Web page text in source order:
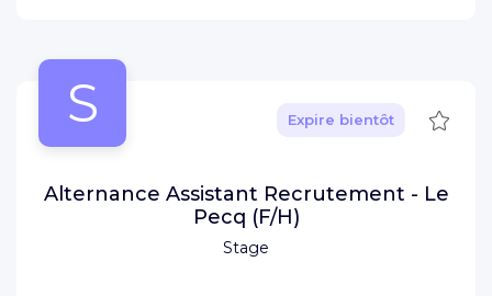
S
Stage
Expire bientôt
Alternance Assistant Recrutement - Le
Pecq (F/H)